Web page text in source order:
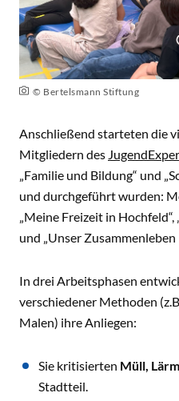
© Bertelsmann Stiftung
Anschließend starteten die
Mitgliedern des
„Familie und Bildung“ und
und durchgeführt wurden:
„Meine Freizeit in
und „Unser Zusammenleben
In drei Arbeitsphasen
verschiedener Methoden
Malen) ihre Anliegen:
Sie kritisierten Müll,
Stadtteil.